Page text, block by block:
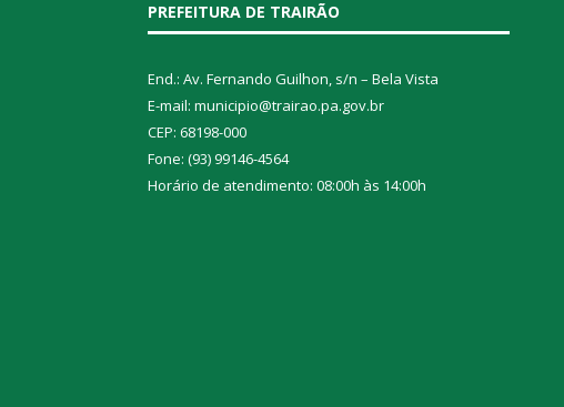
PREFEITURA DE TRAIRÃO
End.: Av. Fernando Guilhon, s/n – Bela Vista
E-mail: municipio@trairao.pa.gov.br
CEP: 68198-000
Fone: (93) 99146-4564
Horário de atendimento: 08:00h às 14:00h